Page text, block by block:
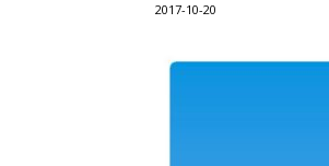
2017-10-20